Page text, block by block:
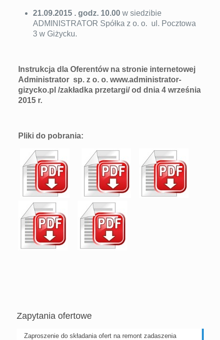
21.09.2015 . godz. 10.00 w siedzibie
ADMINISTRATOR Spółka z o. o. ul. Pocztowa
3 w Giżycku.
Instrukcja dla Oferentów na stronie internetowej
Administrator sp. z o. o.www.administrator-
gizycko.pl /zakładka przetargi/od dnia 4 września
2015 r.
Pliki do pobrania:
Zapytania ofertowe
Zaproszenie do składania ofert na remont zadaszenia